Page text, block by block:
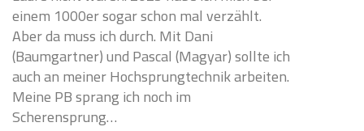
einem 1000er sogar schon mal verzählt.
Aber da muss ich durch. Mit Dani
(Baumgartner) und Pascal (Magyar) sollte ich
auch an meiner Hochsprungtechnik arbeiten.
Meine PB sprang ich noch im
Scherensprung…